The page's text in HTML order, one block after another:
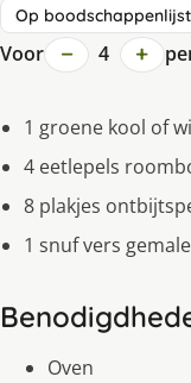
Op boodschappenlijst
Voor − 4 +
1 groene kool of
4 eetlepels
8 plakjes
1 snuf vers
Oven